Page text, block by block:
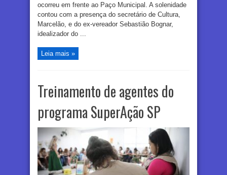
ocorreu em frente ao Paço Municipal. A solenidade
contou com a presença do secretário de Cultura,
Marcelão, e do ex-vereador Sebastião Bognar,
idealizador do ...
Leia mais »
Treinamento de agentes do
programa SuperAção SP